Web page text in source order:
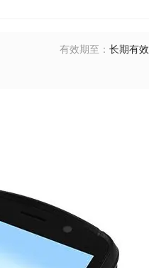
有效期至 ：长期有效